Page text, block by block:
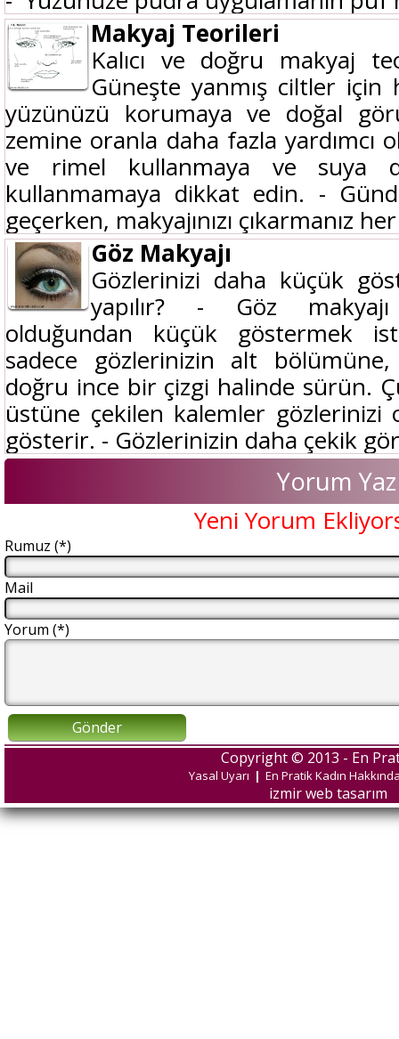
Makyaj Teorileri
Kalıcı ve doğru makyaj
Güneşte yanmış ciltler
yüzünüzü korumaya ve doğal
zemine oranla daha fazla yardımcı
ve rimel kullanmaya ve suya
kullanmamaya dikkat edin. -
geçerken, makyajınızı çıkarmanız
Göz Makyajı
Gözlerinizi daha küçük
yapılır? - Göz
olduğundan küçük göstermek
sadece gözlerinizin alt
doğru ince bir çizgi halinde sürün.
üstüne çekilen kalemler gözlerinizi
gösterir. - Gözlerinizin daha çekik
Yorum Yaz
Yeni Yorum
Rumuz (*)
Mail
Yorum (*)
Gönder
Copyright © 2013 - En
Yasal Uyarı | En Pratik Kadın
izmir web tasarım